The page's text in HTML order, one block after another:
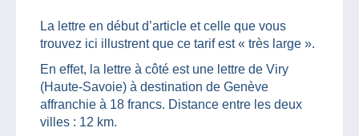
La lettre en début d’article et celle que vous
trouvez ici illustrent que ce tarif est « très large ».
En effet, la lettre à côté est une lettre de Viry
(Haute-Savoie) à destination de Genève
affranchie à 18 francs. Distance entre les deux
villes : 12 km.